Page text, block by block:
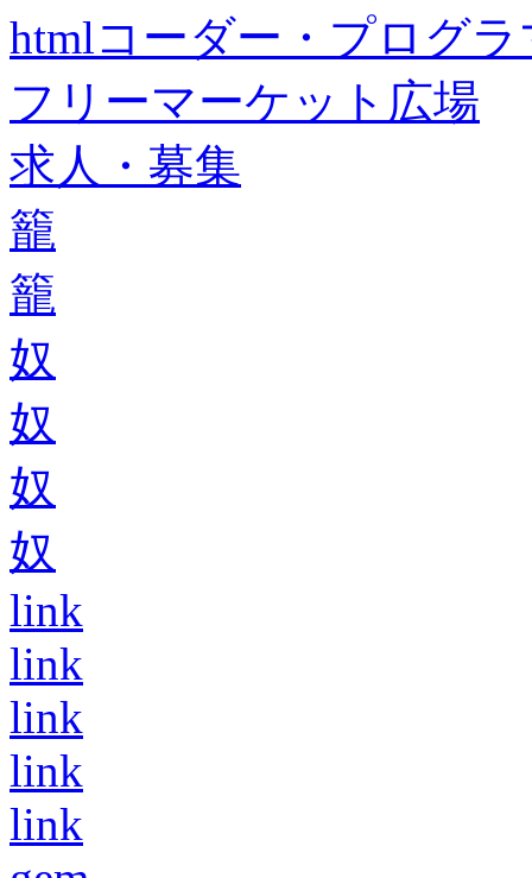
htmlコーダー・プログラ
フリーマーケット広場
求人・募集
籠
籠
奴
奴
奴
奴
link
link
link
link
link